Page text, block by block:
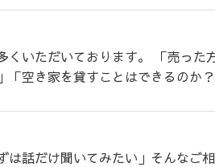
いただいております。 「売った
「空き家を貸すことはできるのか
話だけ聞いてみたい」そんなご